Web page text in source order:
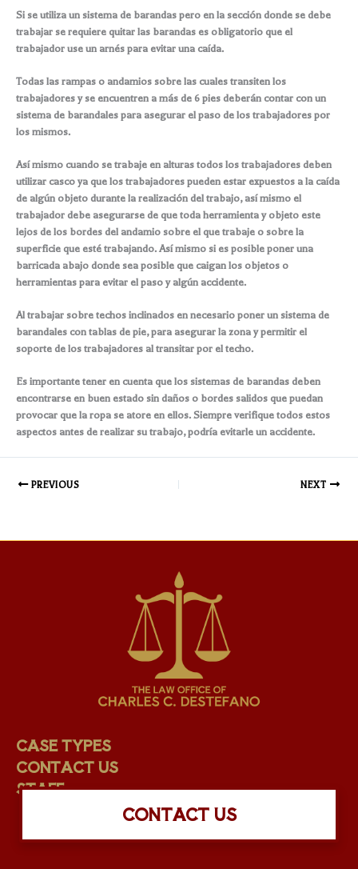
CONTACT US
Si se utiliza un sistema de barandas pero en la sección donde se debe
trabajar se requiere quitar las barandas es obligatorio que el
trabajador use un arnés para evitar una caída.
Todas las rampas o andamios sobre las cuales transiten los
trabajadores y se encuentren a más de 6 pies deberán contar con un
sistema de barandales para asegurar el paso de los trabajadores por
los mismos.
Así mismo cuando se trabaje en alturas todos los trabajadores deben
utilizar casco ya que los trabajadores pueden estar expuestos a la caída
de algún objeto durante la realización del trabajo, así mismo el
trabajador debe asegurarse de que toda herramienta y objeto este
lejos de los bordes del andamio sobre el que trabaje o sobre la
superficie que esté trabajando. Así mismo si es posible poner una
barricada abajo donde sea posible que caigan los objetos o
herramientas para evitar el paso y algún accidente.
Al trabajar sobre techos inclinados en necesario poner un sistema de
barandales con tablas de pie, para asegurar la zona y permitir el
soporte de los trabajadores al transitar por el techo.
Es importante tener en cuenta que los sistemas de barandas deben
encontrarse en buen estado sin daños o bordes salidos que puedan
provocar que la ropa se atore en ellos. Siempre verifique todos estos
aspectos antes de realizar su trabajo, podría evitarle un accidente.
PREVIOUS NEXT
CASE TYPES
CONTACT US
STAFF